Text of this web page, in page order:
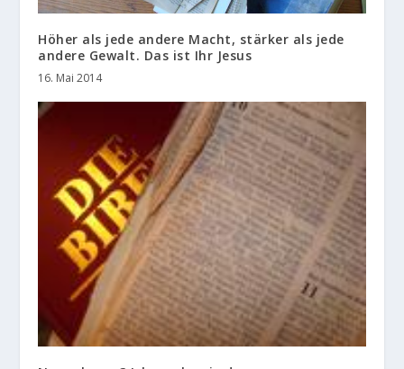
Höher als jede andere Macht, stärker als jede
andere Gewalt. Das ist Ihr Jesus
16. Mai 2014